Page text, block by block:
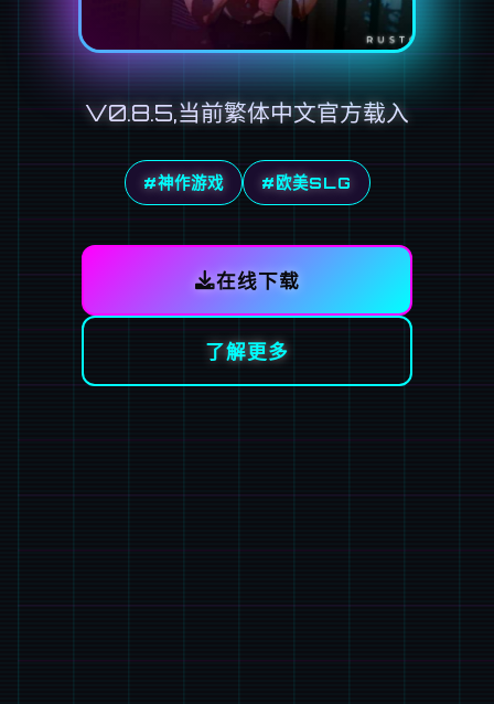
V0.8.5,当前繁体中文官方载入
#神作游戏 #欧美SLG
在线下载
了解更多